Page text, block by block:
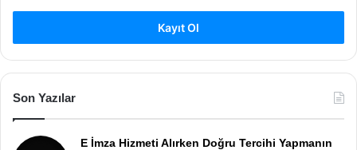
Kayıt Ol
Son Yazılar
E İmza Hizmeti Alırken Doğru Tercihi Yapmanın